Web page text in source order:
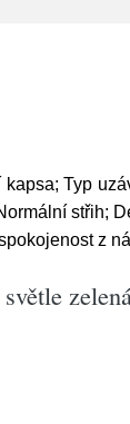
Typ
střih;
z